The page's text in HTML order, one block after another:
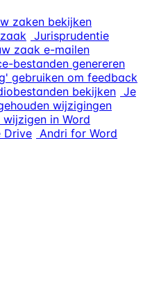
zaken bekijken
Jurisprudentie
zaak e-mailen
bestanden genereren
gebruiken om feedback
bekijken Je
wijzigingen
in Word
Drive Andri for Word